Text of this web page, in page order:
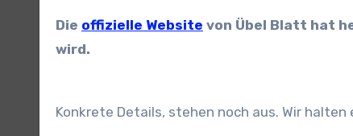
Die offizielle Website von Übel Blatt hat
wird.
Konkrete Details, stehen noch aus. Wir